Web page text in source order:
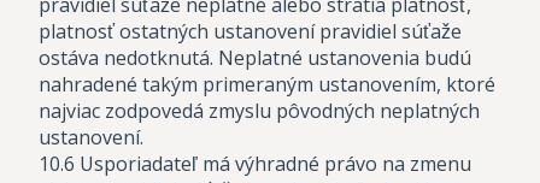
platnosť ostatných ustanovení pravidiel súťaže
ostáva nedotknutá. Neplatné ustanovenia budú
nahradené takým primeraným ustanovením, ktoré
najviac zodpovedá zmyslu pôvodných neplatných
ustanovení.
10.6 Usporiadateľ má výhradné právo na zmenu